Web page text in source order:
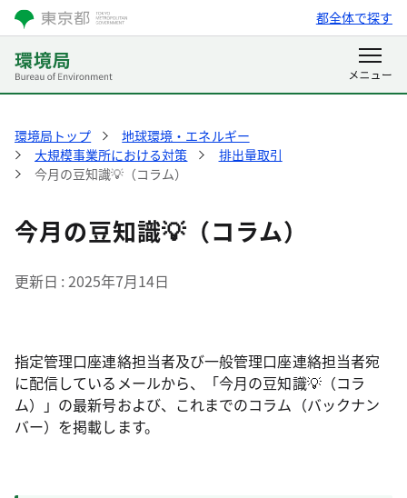
都全体で探す
環境局トップ
地球環境・エネルギー
大規模事業所における対策
排出量取引
今月の豆知識💡（コラム）
今月の豆知識💡（コラム）
更新日 2025年7月14日
指定管理口座連絡担当者及び一般管理口座連絡担当者宛
に配信しているメールから、「今月の豆知識💡（コラ
ム）」の最新号および、これまでのコラム（バックナン
バー）を掲載します。